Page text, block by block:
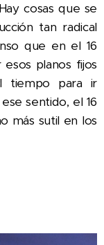
cosas que se
tan radical
que en el 16
planos fijos
tiempo para ir
sentido, el 16
más sutil en los